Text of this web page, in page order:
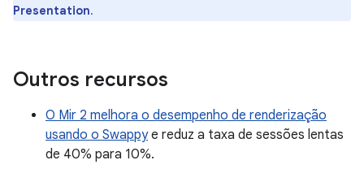
Presentation.
Outros recursos
O Mir 2 melhora o desempenho de renderização
usando o Swappye reduz a taxa de sessões lentas
de 40% para 10%.